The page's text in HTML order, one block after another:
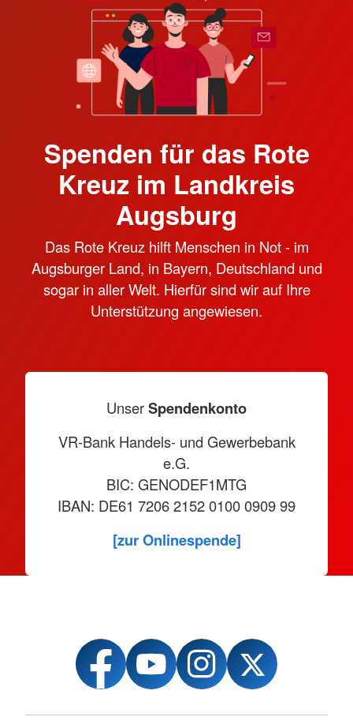
Spenden für das Rote
Kreuz im Landkreis
Augsburg
Das Rote Kreuz hilft Menschen in Not - im
Augsburger Land, in Bayern, Deutschland und
sogar in aller Welt. Hierfür sind wir auf Ihre
Unterstützung angewiesen.
UnserSpendenkonto
VR-Bank Handels- und Gewerbebank
e.G.
BIC: GENODEF1MTG
IBAN: DE61 7206 2152 0100 0909 99
[zur Onlinespende]